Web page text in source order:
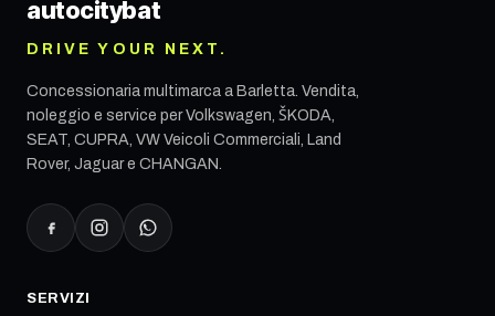
autocitybat
DRIVE YOUR NEXT.
Concessionaria multimarca a Barletta. Vendita,
noleggio e service per Volkswagen, ŠKODA,
SEAT, CUPRA, VW Veicoli Commerciali, Land
Rover, Jaguar e CHANGAN.
SERVIZI